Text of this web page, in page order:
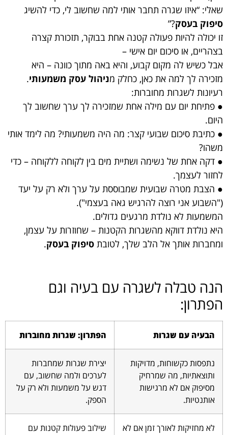
שאלי: “איזו שגרה תחבר אותי למה שחשוב לי, כדי להשיג
סיפוק בעסק?”
זו יכולה להיות פעולה קטנה אחת בבוקר, תזכורת קצרה
בצהריים, או סיכום יום אישי –
אבל כשיש לה מקום קבוע, והיא באה מתוך כוונה – היא
מזכירה לך למה את כאן, כחלק מניהול עסק משמעותי.
רעיונות לשגרות מחוברות:
● פתיחת יום עם מילה אחת שמזכירה לך ערך שחשוב לך
היום.
● כתיבת סיכום שבועי קצר: מה היה משמעותי? מה לימד אותי
משהו?
● דקה אחת של נשימה ושתיית מים בין לקוחה ללקוחה – כדי
לחזור לעצמך.
● הצבת מטרה שבועית שמבוססת על ערך ולא רק על יעד
("השבוע אני רוצה להרגיש גאה בעצמי").
המשמעות לא נולדת מרגעים גדולים.
היא נולדת דווקא מהשגרות הקטנות – שחוזרות על עצמן,
ומחברות אותך אל הלב שלך, לטובת סיפוק בעסק.
הנה טבלה לשגרה עם בעיה וגם
הפתרון:
הבעיה עם שגרות הפתרון: שגרות מחוברות
נתפסות כקשוחות, מדויקות
ותוצאתיות, מה שמרחיק
מסיפוק אם לא מרגישות
אותנטיות.
יצירת שגרות שמחברות
לערכים ולמה שחשוב, עם
דגש על משמעות ולא רק על
הספק.
לא מחזיקות לאורך זמן אם לא
שילוב פעולות קטנות עם